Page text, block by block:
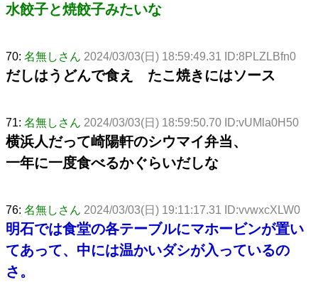
水餃子と焼餃子みたいな
70: 名無しさん 2024/03/03(日) 18:59:49.31 ID:8PLZLBfn0
だしはうどんで食え たこ焼きにはソース
71: 名無しさん 2024/03/03(日) 18:59:50.70 ID:vUMla0H50
横浜人だって崎陽軒のシウマイ弁当、
一年に一度食べるかぐらいだしな
76: 名無しさん 2024/03/03(日) 19:11:17.31 ID:vvwxcXLW0
明石では食堂の各テーブルにマホービンが置い
てあって、中には温かいダシが入っているの
さ。